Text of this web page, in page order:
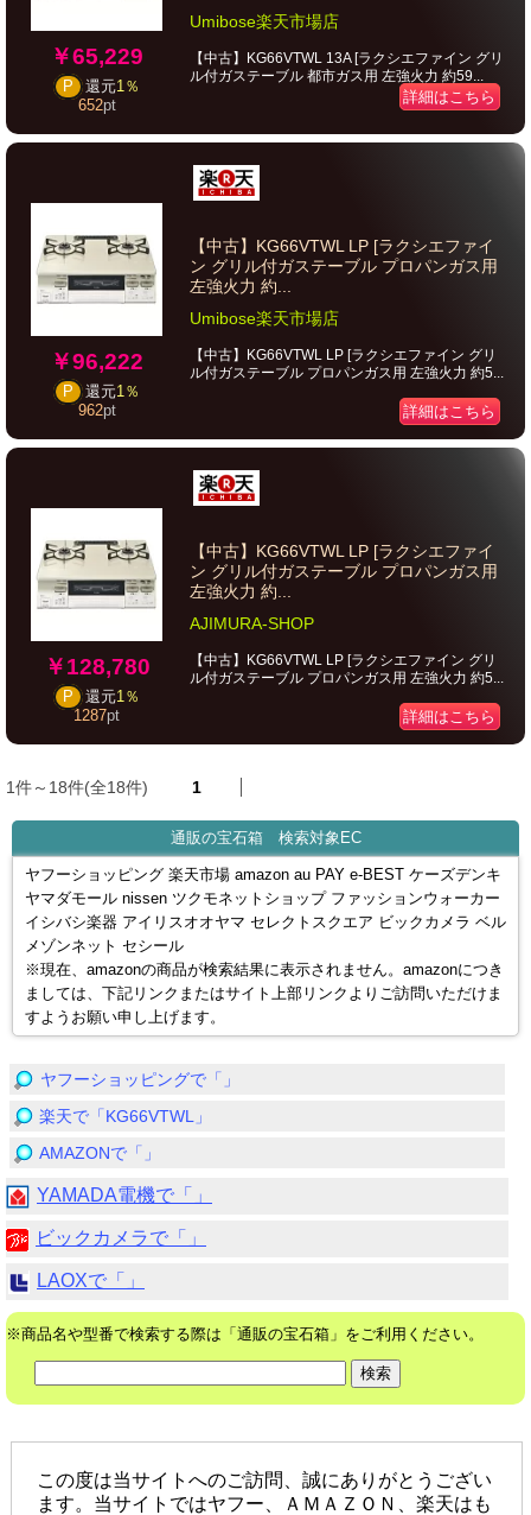
￥65,229
P 還元1％
652pt
Umibose楽天市場店
【中古】KG66VTWL 13A [ラクシエファイン グリ
ル付ガステーブル 都市ガス用 左強火力 約59...
詳細はこちら
￥96,222
P 還元1％
962pt
【中古】KG66VTWL LP [ラクシエファイ
ン グリル付ガステーブル プロパンガス用
左強火力 約...
Umibose楽天市場店
【中古】KG66VTWL LP [ラクシエファイン グリ
ル付ガステーブル プロパンガス用 左強火力 約5...
詳細はこちら
￥128,780
P 還元1％
1287pt
【中古】KG66VTWL LP [ラクシエファイ
ン グリル付ガステーブル プロパンガス用
左強火力 約...
AJIMURA-SHOP
【中古】KG66VTWL LP [ラクシエファイン グリ
ル付ガステーブル プロパンガス用 左強火力 約5...
詳細はこちら
1件～18件(全18件) 1
通販の宝石箱 検索対象EC
ヤフーショッピング 楽天市場 amazon au PAY e-BEST ケーズデンキ
ヤマダモール nissen ツクモネットショップ ファッションウォーカー
イシバシ楽器 アイリスオオヤマ セレクトスクエア ビックカメラ ベル
メゾンネット セシール
※現在、amazonの商品が検索結果に表示されません。amazonにつき
ましては、下記リンクまたはサイト上部リンクよりご訪問いただけま
すようお願い申し上げます。
ヤフーショッピングで「」
楽天で「KG66VTWL」
AMAZONで「」
YAMADA電機で「」
ビックカメラで「」
LAOXで「」
※商品名や型番で検索する際は「通販の宝石箱」をご利用ください。
この度は当サイトへのご訪問、誠にありがとうござい
ます。当サイトではヤフー、ＡＭＡＺＯＮ、楽天はも